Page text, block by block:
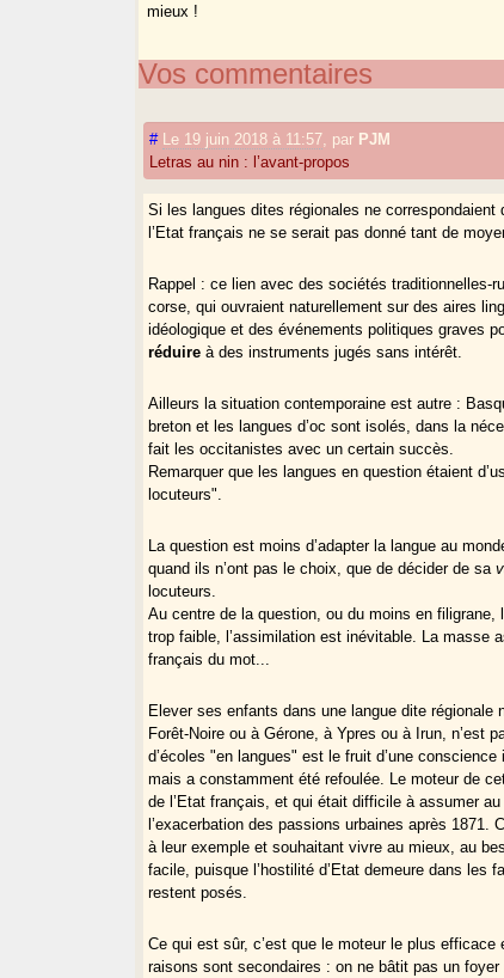
mieux !
Vos commentaires
# Le 19 juin 2018 à 11:57 par PJM
Letras au nin : l’avant-propos
Si les langues dites régionales ne correspondaient
l’Etat français ne se serait pas donné tant de
Rappel : ce lien avec des sociétés traditionnelles-
corse, qui ouvraient naturellement sur des aires
idéologique et des événements politiques graves
réduire à des instruments jugés sans intérêt.
Ailleurs la situation contemporaine est autre :
breton et les langues d’oc sont isolés, dans la
fait les occitanistes avec un certain succès.
Remarquer que les langues en question étaient
locuteurs".
La question est moins d’adapter la langue au
quand ils n’ont pas le choix, que de décider de sa
locuteurs.
Au centre de la question, ou du moins en
trop faible, l’assimilation est inévitable. La masse
français du mot...
Elever ses enfants dans une langue dite
Forêt-Noire ou à Gérone, à Ypres ou à Irun, n’est
d’écoles "en langues" est le fruit d’une
mais a constamment été refoulée. Le moteur de
de l’Etat français, et qui était difficile à assumer
l’exacerbation des passions urbaines après
à leur exemple et souhaitant vivre au mieux, au
facile, puisque l’hostilité d’Etat demeure dans les
restent posés.
Ce qui est sûr, c’est que le moteur le plus
raisons sont secondaires : on ne bâtit pas un